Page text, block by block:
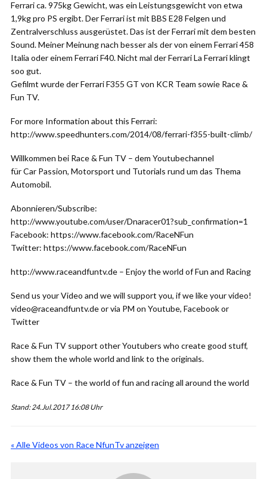
Ferrari ca. 975kg Gewicht, was ein Leistungsgewicht von etwa
1,9kg pro PS ergibt. Der Ferrari ist mit BBS E28 Felgen und
Zentralverschluss ausgerüstet. Das ist der Ferrari mit dem besten
Sound. Meiner Meinung nach besser als der von einem Ferrari 458
Italia oder einem Ferrari F40. Nicht mal der Ferrari La Ferrari klingt
soo gut.
Gefilmt wurde der Ferrari F355 GT von KCR Team sowie Race &
Fun TV.
For more Information about this Ferrari:
http://www.speedhunters.com/2014/08/ferrari-f355-built-climb/
Willkommen bei Race & Fun TV – dem Youtubechannel
für Car Passion, Motorsport und Tutorials rund um das Thema
Automobil.
Abonnieren/Subscribe:
http://www.youtube.com/user/Dnaracer01?sub_confirmation=1
Facebook: https://www.facebook.com/RaceNFun
Twitter: https://www.facebook.com/RaceNFun
http://www.raceandfuntv.de – Enjoy the world of Fun and Racing
Send us your Video and we will support you, if we like your video!
video@raceandfuntv.de or via PM on Youtube, Facebook or
Twitter
Race & Fun TV support other Youtubers who create good stuff,
show them the whole world and link to the originals.
Race & Fun TV – the world of fun and racing all around the world
Stand: 24.Jul.2017 16:08 Uhr
« Alle Videos von Race NfunTv anzeigen